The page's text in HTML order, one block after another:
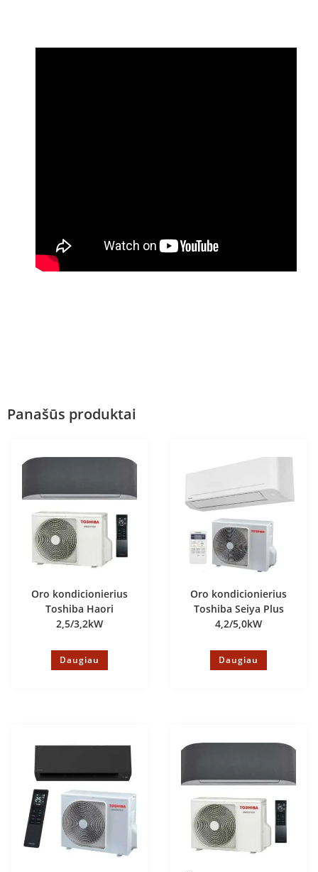
Panašūs produktai
Oro kondicionierius
Toshiba Haori
2,5/3,2kW
Daugiau
Oro kondicionierius
Toshiba Seiya Plus
4,2/5,0kW
Daugiau